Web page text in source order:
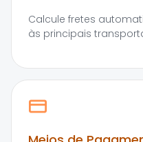
Calcule fretes
às principais